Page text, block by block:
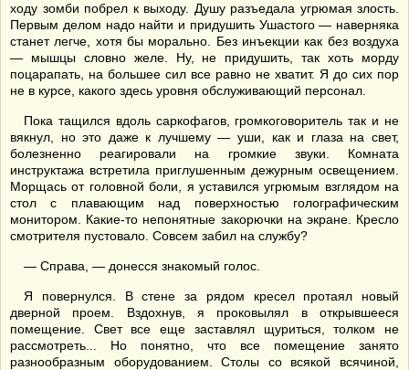
ходу зомби побрел к выходу. Душу разъедала угрюмая злость.
Первым делом надо найти и придушить Ушастого — наверняка
станет легче, хотя бы морально. Без инъекции как без воздуха
— мышцы словно желе. Ну, не придушить, так хоть морду
поцарапать, на большее сил все равно не хватит. Я до сих пор
не в курсе, какого здесь уровня обслуживающий персонал.
Пока тащился вдоль саркофагов, громкоговоритель так и не
вякнул, но это даже к лучшему — уши, как и глаза на свет,
болезненно реагировали на громкие звуки. Комната
инструктажа встретила приглушенным дежурным освещением.
Морщась от головной боли, я уставился угрюмым взглядом на
стол с плавающим над поверхностью голографическим
монитором. Какие-то непонятные закорючки на экране. Кресло
смотрителя пустовало. Совсем забил на службу?
— Справа, — донесся знакомый голос.
Я повернулся. В стене за рядом кресел протаял новый
дверной проем. Вздохнув, я проковылял в открывшееся
помещение. Свет все еще заставлял щуриться, толком не
рассмотреть... Но понятно, что все помещение занято
разнообразным оборудованием. Столы со всякой всячиной,